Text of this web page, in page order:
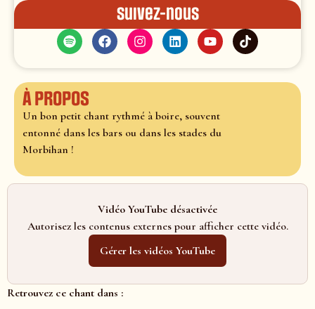
Suivez-nous
À propos
Un bon petit chant rythmé à boire, souvent
entonné dans les bars ou dans les stades du
Morbihan !
Vidéo YouTube désactivée
Autorisez les contenus externes pour afficher cette vidéo.
Gérer les vidéos YouTube
Retrouvez ce chant dans :